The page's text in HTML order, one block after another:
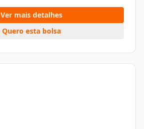
Ver mais detalhes
Quero esta bolsa